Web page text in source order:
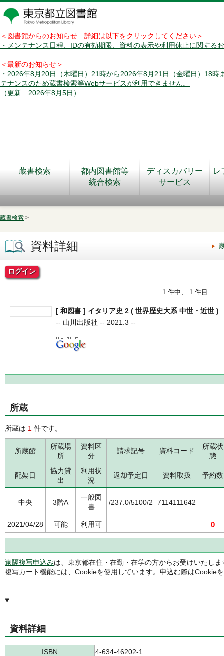
＜図書館からのお知らせ 詳細は以下をクリックしてください＞
・メンテナンス日程、IDの有効期限、資料の表示や利用休止に関する
＜最新のお知らせ＞
・2026年8月20日（木曜日）21時から2026年8月21日（金曜日）18時
テナンスのため蔵書検索等Webサービスが利用できません。
（更新 2026年8月5日）
蔵書検索
都内図書館等
統合検索
ディスカバリー
サービス
レ
蔵書検索 >
資料詳細
ログイン
1 件中、 1 件目
[ 和図書 ] イタリア史 2 ( 世界歴史大系 中世・近世 )
-- 山川出版社 -- 2021.3 --
所蔵
所蔵は 1 件です。
所蔵館
所蔵場
所
資料区
分
請求記号 資料コード
所蔵状
態
配架日
協力貸
出
利用状
況
返却予定日 資料取扱 予約数
中央 3階A
一般図
書
/237.0/5100/2 7114111642
2021/04/28 可能 利用可 0
遠隔複写申込みは、東京都在住・在勤・在学の方からお受けいたしま
複写カート機能には、Cookieを使用しています。申込む際はCookie
資料詳細
ISBN
4-634-46202-1